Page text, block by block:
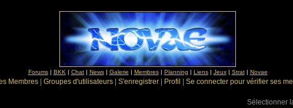
Forums| BKK | Chat| News| Galerie | Membres| Planning | Liens| Jeux| Strat| Novae
Membres Groupes d'utilisateurs S'enregistrer Profil Se connecter pour vérifier ses
Sélectionner